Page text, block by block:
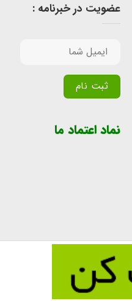
عضویت در خبرنامه :
نماد اعتماد ما